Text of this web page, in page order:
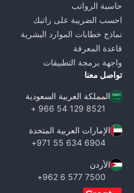
حاسبة الرواتب
احسب الضريبة على راتبك
نماذج خطابات الموارد البشرية
قاعدة المعرفة
واجهة برمجة التطبيقات
تواصل معنا
المملكة العربية السعودية
8521 129 54 966 +
الإمارات العربية المتحدة
6904 634 55 971+
الأردن
7500 577 6 962+